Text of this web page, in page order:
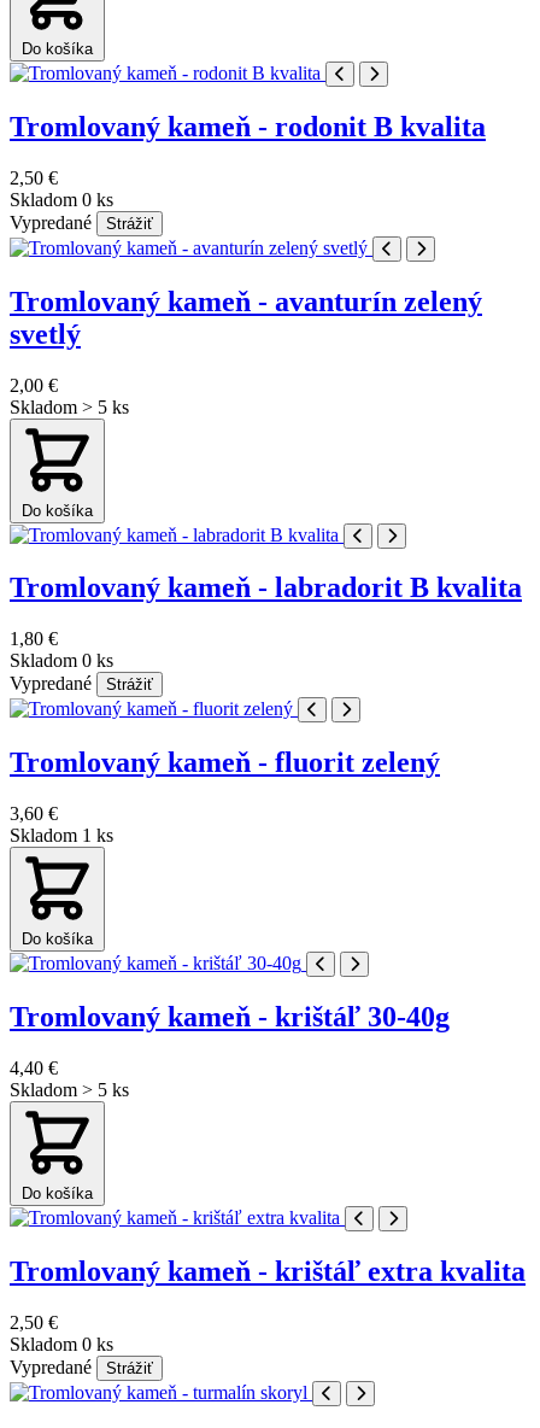
Do košíka
Tromlovaný kameň - rodonit B kvalita
2,50 €
Skladom 0 ks
Vypredané
Strážiť
Tromlovaný kameň - avanturín zelený
svetlý
2,00 €
Skladom > 5 ks
Do košíka
Tromlovaný kameň - labradorit B kvalita
1,80 €
Skladom 0 ks
Vypredané
Strážiť
Tromlovaný kameň - fluorit zelený
3,60 €
Skladom 1 ks
Do košíka
Tromlovaný kameň - krištáľ 30-40g
4,40 €
Skladom > 5 ks
Do košíka
Tromlovaný kameň - krištáľ extra kvalita
2,50 €
Skladom 0 ks
Vypredané
Strážiť